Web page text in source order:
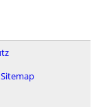
Sitemap